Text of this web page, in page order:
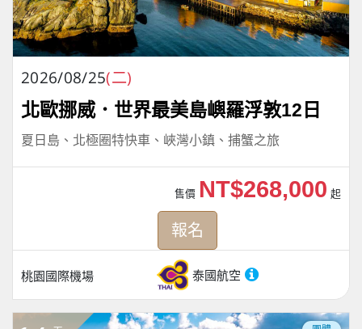
2026/08/25(二)
北歐挪威．世界最美島嶼羅浮敦12日
夏日島、北極圈特快車、峽灣小鎮、捕蟹之旅
桃園國際機場 泰國航空
售價 NT$268,000 起
報名